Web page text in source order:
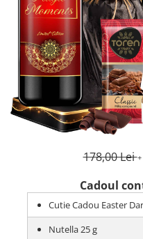
178,00 Lei+
Cadoul
Cutie Cadou Easter
Nutella 25 g